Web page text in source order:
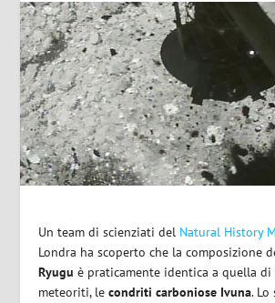
Un team di scienziati del Natural History
Londra ha scoperto che la composizione
Ryugu è praticamente identica a quella
meteoriti, lecondriti carboniose Ivuna.